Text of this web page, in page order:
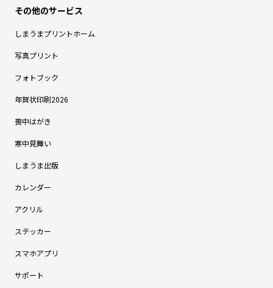
しまうまプリントホーム
写真プリント
フォトブック
年賀状印刷2026
喪中はがき
寒中見舞い
しまうま出版
カレンダー
アクリル
ステッカー
スマホアプリ
サポート